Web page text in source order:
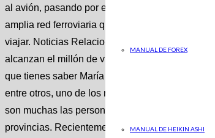
MANUAL DE FOREX
MANUAL DE HEIKIN ASHI
al avión, pasando por el tren, una de las
amplia red ferroviaria que llega a diversos
viajar. Noticias Relacionadas estandar No Los
alcanzan el millón de viajeros D. V. estandar
que tienes saber María Albert En el caso de
entre otros, uno de los más novedosos y
son muchas las personas que se pueden
provincias. Recientemente se han conocido